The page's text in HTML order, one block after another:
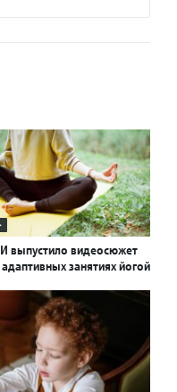
выпустило видеосюжет
занятиях йогой